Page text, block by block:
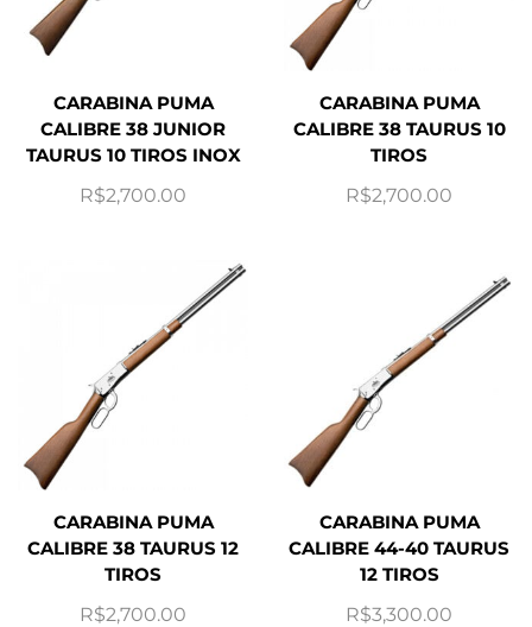
CARABINA PUMA
CALIBRE 38 JUNIOR
TAURUS 10 TIROS INOX
R$2,700.00
CARABINA PUMA
CALIBRE 38 TAURUS 10
TIROS
R$2,700.00
CARABINA PUMA
CALIBRE 38 TAURUS 12
TIROS
R$2,700.00
CARABINA PUMA
CALIBRE 44-40 TAURUS
12 TIROS
R$3,300.00